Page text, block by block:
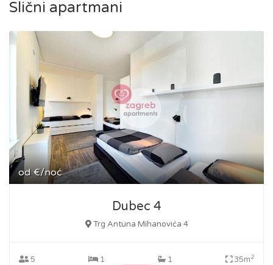
Slični apartmani
od €/noć
Dubec 4
Trg Antuna Mihanovića 4
5 1 1 35m2